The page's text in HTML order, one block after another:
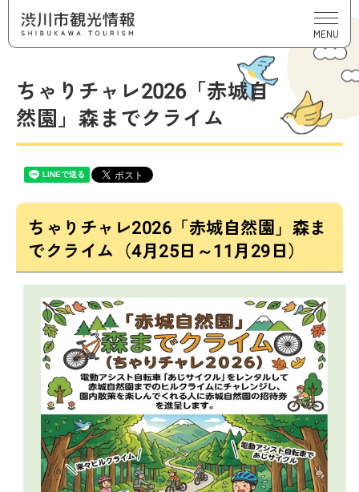
MENU
ちゃりチャレ2026「赤城自
然園」森までクライム
ちゃりチャレ2026「赤城自然園」森ま
でクライム（4月25日～11月29日）